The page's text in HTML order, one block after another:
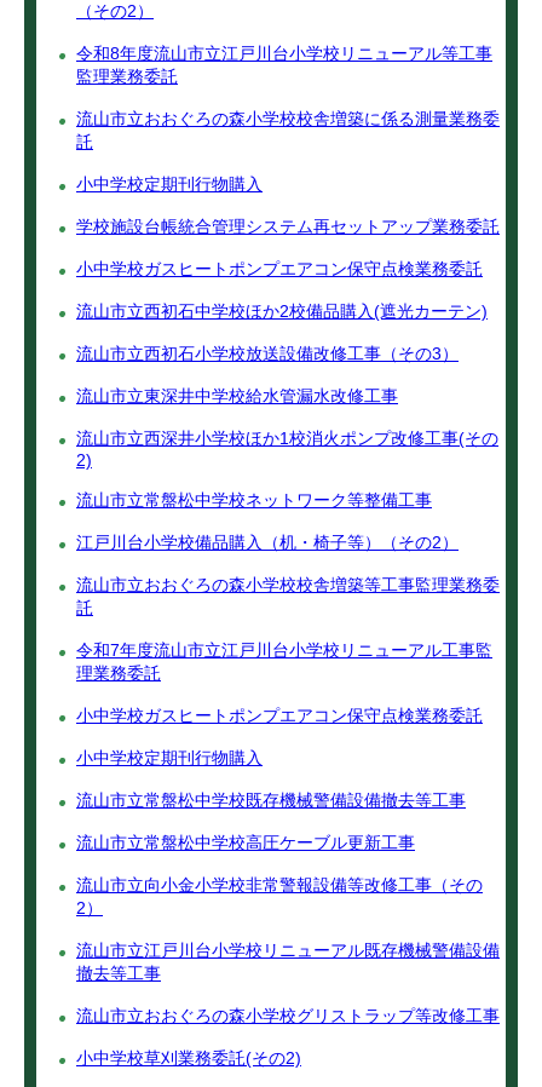
（その2）
令和8年度流山市立江戸川台小学校リニューアル等工事
監理業務委託
流山市立おおぐろの森小学校校舎増築に係る測量業務委
託
小中学校定期刊行物購入
学校施設台帳統合管理システム再セットアップ業務委託
小中学校ガスヒートポンプエアコン保守点検業務委託
流山市立西初石中学校ほか2校備品購入(遮光カーテン)
流山市立西初石小学校放送設備改修工事（その3）
流山市立東深井中学校給水管漏水改修工事
流山市立西深井小学校ほか1校消火ポンプ改修工事(その
2)
流山市立常盤松中学校ネットワーク等整備工事
江戸川台小学校備品購入（机・椅子等）（その2）
流山市立おおぐろの森小学校校舎増築等工事監理業務委
託
令和7年度流山市立江戸川台小学校リニューアル工事監
理業務委託
小中学校ガスヒートポンプエアコン保守点検業務委託
小中学校定期刊行物購入
流山市立常盤松中学校既存機械警備設備撤去等工事
流山市立常盤松中学校高圧ケーブル更新工事
流山市立向小金小学校非常警報設備等改修工事（その
2）
流山市立江戸川台小学校リニューアル既存機械警備設備
撤去等工事
流山市立おおぐろの森小学校グリストラップ等改修工事
小中学校草刈業務委託(その2)